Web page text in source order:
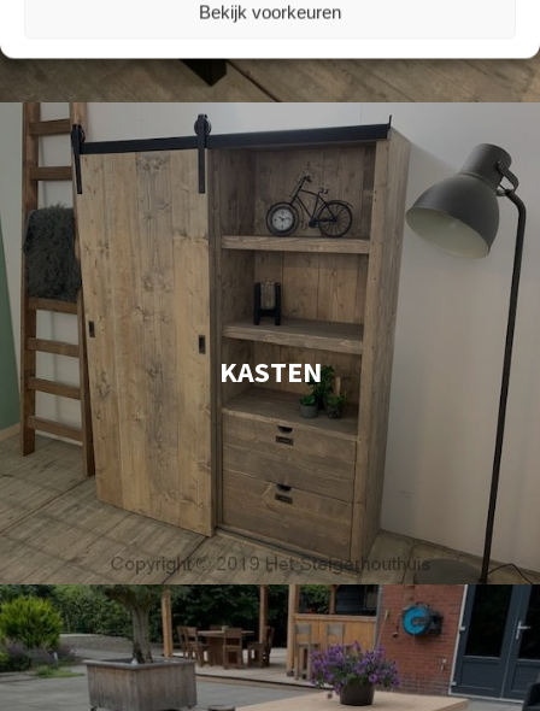
Bekijk voorkeuren
KASTEN